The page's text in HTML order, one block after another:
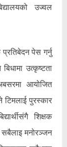
उज्वल
प्रतिबेदन पेस गर्नु
उत्कृष्टता
आयोजित
टिमलाई पुरस्कार
शिक्षक
सबैलाइ मनोरञ्जन